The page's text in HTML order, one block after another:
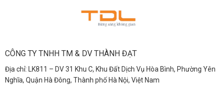
CÔNG TY TNHH TM & DV THÀNH ĐẠT
Địa chỉ: LK811 – DV 31 Khu C, Khu Đất Dịch Vụ Hòa Bình, Phường Yên
Nghĩa, Quận Hà Đông, Thành phố Hà Nội, Việt Nam